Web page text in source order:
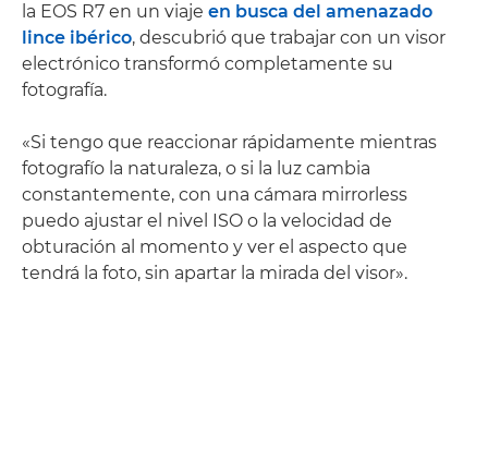
la EOS R7 en un viaje en busca del amenazado
lince ibérico, descubrió que trabajar con un visor
electrónico transformó completamente su
fotografía.
«Si tengo que reaccionar rápidamente mientras
fotografío la naturaleza, o si la luz cambia
constantemente, con una cámara mirrorless
puedo ajustar el nivel ISO o la velocidad de
obturación al momento y ver el aspecto que
tendrá la foto, sin apartar la mirada del visor».